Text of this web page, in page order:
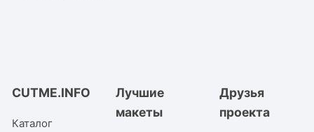
CUTME.INFO
Каталог
Лучшие
макеты
Друзья
проекта